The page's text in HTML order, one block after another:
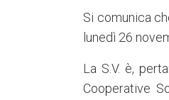
Si comunica
lunedì 26
La S.V. è,
Cooperative